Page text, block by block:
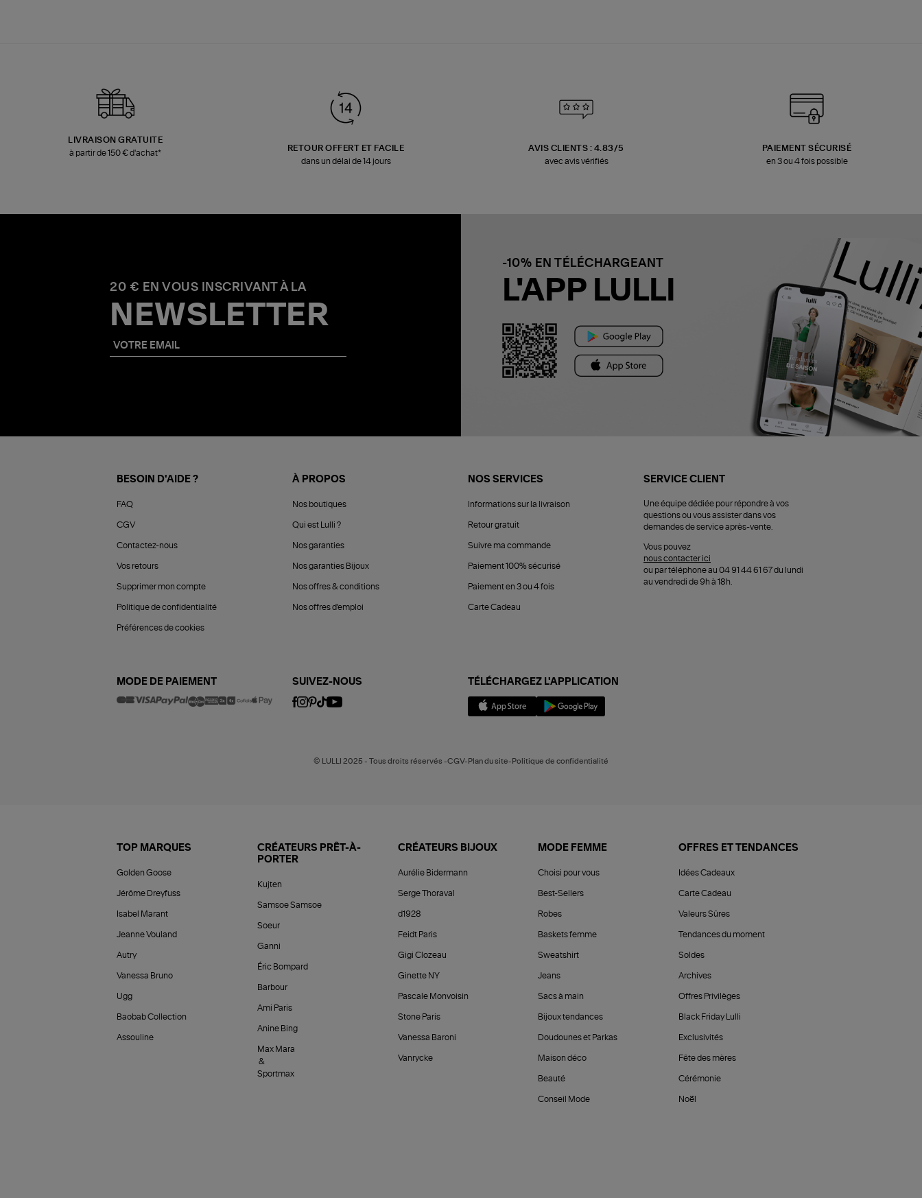
LIVRAISON GRATUITE
à partir de 150 € d'achat*
RETOUR OFFERT ET FACILE
dans un délai de 14 jours
AVIS CLIENTS : 4.83/5
avec avis vérifiés
PAIEMENT SÉCURISÉ
en 3 ou 4 fois possible
20 € EN VOUS INSCRIVANT À LA
NEWSLETTER
-10% EN TÉLÉCHARGEANT
L'APP LULLI
BESOIN D'AIDE ?
FAQ
CGV
Contactez-nous
Vos retours
Supprimer mon compte
Politique de confidentialité
Préférences de cookies
À PROPOS
Nos boutiques
Qui est Lulli ?
Nos garanties
Nos garanties Bijoux
Nos offres & conditions
Nos offres d'emploi
NOS SERVICES
Informations sur la livraison
Retour gratuit
Suivre ma commande
Paiement 100% sécurisé
Paiement en 3 ou 4 fois
Carte Cadeau
SERVICE CLIENT
Une équipe dédiée pour répondre à vos
questions ou vous assister dans vos
demandes de service après-vente.
Vous pouvez
nous contacter ici
ou par téléphone au 04 91 44 61 67 du lundi
au vendredi de 9h à 18h.
MODE DE PAIEMENT SUIVEZ-NOUS TÉLÉCHARGEZ L'APPLICATION
© LULLI 2025 - Tous droits réservés -CGV-Plan du site-Politique de confidentialité
TOP MARQUES
Golden Goose
Jérôme Dreyfuss
Isabel Marant
Jeanne Vouland
Autry
Vanessa Bruno
Ugg
Baobab Collection
Assouline
CRÉATEURS PRÊT-À-
PORTER
Kujten
Samsoe Samsoe
Soeur
Ganni
Éric Bompard
Barbour
Ami Paris
Anine Bing
Max Mara
&
Sportmax
CRÉATEURS BIJOUX
Aurélie Bidermann
Serge Thoraval
d1928
Feidt Paris
Gigi Clozeau
Ginette NY
Pascale Monvoisin
Stone Paris
Vanessa Baroni
Vanrycke
MODE FEMME
Choisi pour vous
Best-Sellers
Robes
Baskets femme
Sweatshirt
Jeans
Sacs à main
Bijoux tendances
Doudounes et Parkas
Maison déco
Beauté
Conseil Mode
OFFRES ET TENDANCES
Idées Cadeaux
Carte Cadeau
Valeurs Sûres
Tendances du moment
Soldes
Archives
Offres Privilèges
Black Friday Lulli
Exclusivités
Fête des mères
Cérémonie
Noël